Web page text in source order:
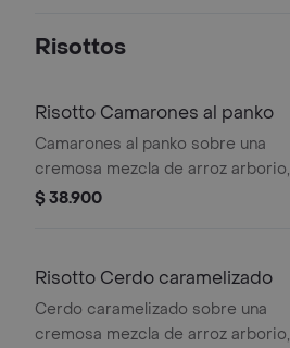
Risottos
Risotto Camarones al panko
Camarones al panko sobre una
cremosa mezcla de arroz arborio,
queso parmesano y champiñones
$ 38.900
Risotto Cerdo caramelizado
Cerdo caramelizado sobre una
cremosa mezcla de arroz arborio,